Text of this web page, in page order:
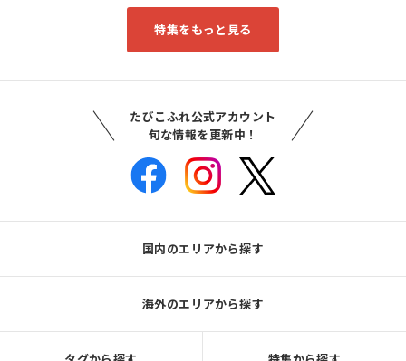
特集をもっと見る
たびこふれ公式アカウント
旬な情報を更新中！
国内のエリアから探す
海外のエリアから探す